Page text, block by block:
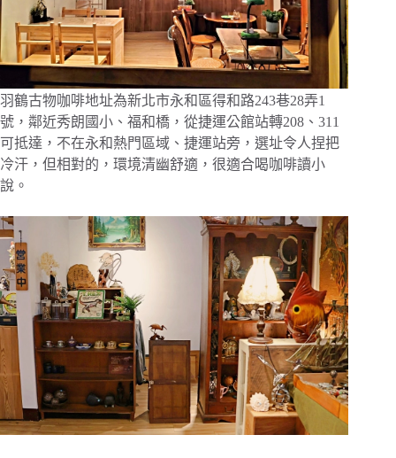
羽鶴古物咖啡地址為新北市永和區得和路243巷28弄1
號，鄰近秀朗國小、福和橋，從捷運公館站轉208、311
可抵達，不在永和熱門區域、捷運站旁，選址令人捏把
冷汗，但相對的，環境清幽舒適，很適合喝咖啡讀小
說。